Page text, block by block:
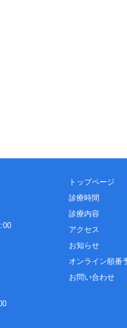
トップページ
診療時間
診療内容
アクセス
お知らせ
オンライン順番
お問い合わせ